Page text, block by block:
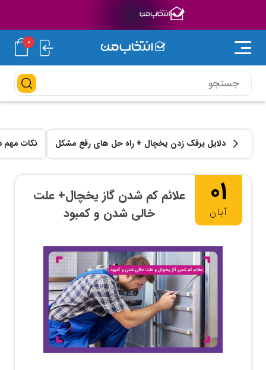
0
دلایل برفک زدن یخچال + راه حل های رفع مشکل نکات
علائم کم شدن گاز یخچال+ علت
خالی شدن و کمبود
01
آبان